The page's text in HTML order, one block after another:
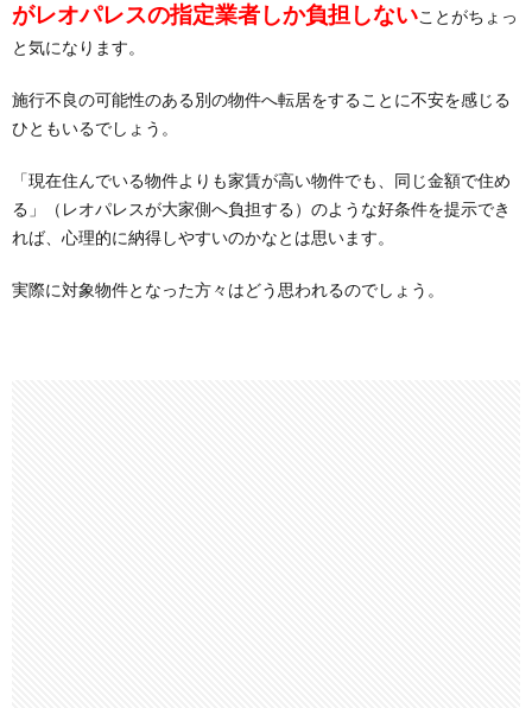
がレオパレスの指定業者しか負担しないことがちょっ
と気になります。
施行不良の可能性のある別の物件へ転居をすることに不安を感じる
ひともいるでしょう。
「現在住んでいる物件よりも家賃が高い物件でも、同じ金額で住め
る」（レオパレスが大家側へ負担する）のような好条件を提示でき
れば、心理的に納得しやすいのかなとは思います。
実際に対象物件となった方々はどう思われるのでしょう。